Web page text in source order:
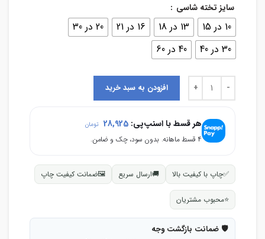
سایز تخته شاسی
10 در 15 13 در 18 16 در 21
20 در 30
30 در 40
40 در 60
افزودن به سبد خرید
هر قسط با اسنپ‌پی: 28,925 تومان
۴ قسط ماهانه. بدون سود، چک و ضامن.
✅چاپ با کیفیت بالا 🚚ارسال سریع 🖼ضمانت کیفیت چاپ
⭐محبوب مشتریان
🛡 ضمانت بازگشت وجه